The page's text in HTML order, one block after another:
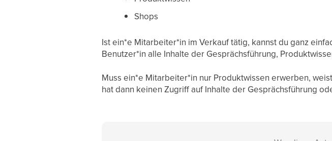
Shops
Ist ein*e Mitarbeiter*in im Verkauf tätig, kannst du ganz
Benutzer*in alle Inhalte der Gesprächsführung,
Muss ein*e Mitarbeiter*in nur Produktwissen erwerben,
hat dann keinen Zugriff auf Inhalte der Gesprächsführung